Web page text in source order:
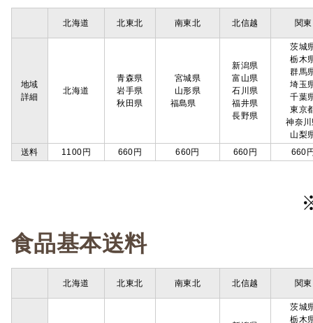
北海道 北東北 南東北 北信越 関東
地域
詳細
北海道
青森県
岩手県
秋田県
宮城県
山形県
福島県
新潟県
富山県
石川県
福井県
長野県
茨城
栃木
群馬
埼玉
千葉
東京
神奈
山梨
送料
1100円 660円 660円 660円 660
食品基本送料
北海道 北東北 南東北 北信越 関東
茨城
栃木